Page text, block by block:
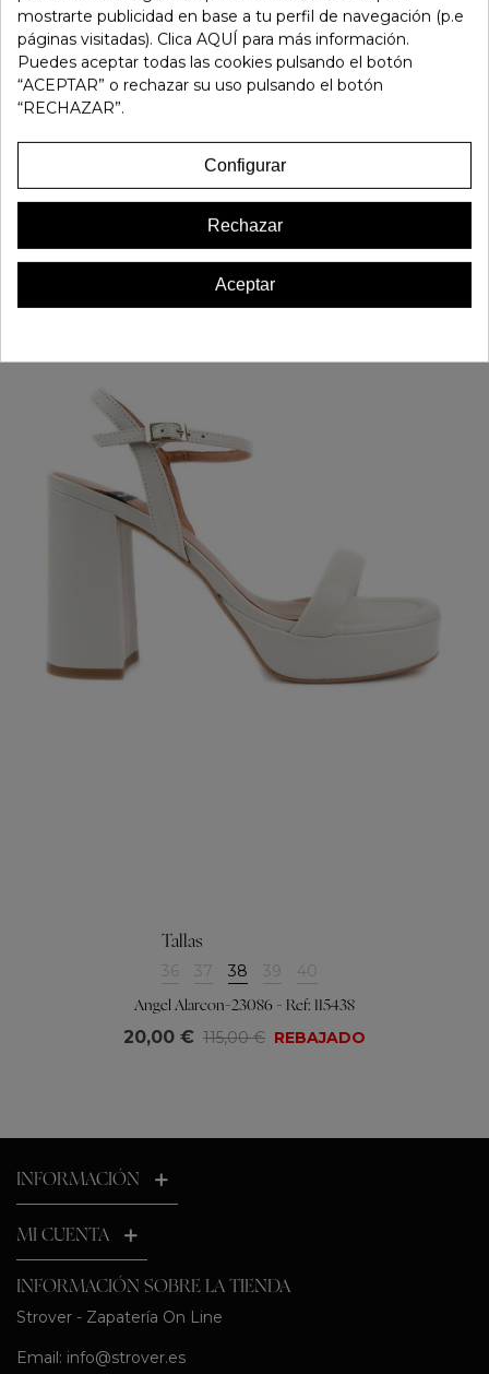
Referencia: 195366
Marca: Menbur
Favorito 0
16 OTROS PRODUCTOS EN LA MISMA CATEGORÍA:
Tallas
36 37 38 39 40
Angel Alarcon-23086 - Ref: 115438
20,00 € 115,00 € REBAJADO
INFORMACIÓN
MI CUENTA
INFORMACIÓN SOBRE LA TIENDA
Strover - Zapatería On Line
Email: info@strover.es
mostrarte publicidad en base a tu perfil de navegación (p.e
páginas visitadas). Clica AQUÍ para más información.
Puedes aceptar todas las cookies pulsando el botón
“ACEPTAR” o rechazar su uso pulsando el botón
“RECHAZAR”.
Configurar
Rechazar
Aceptar